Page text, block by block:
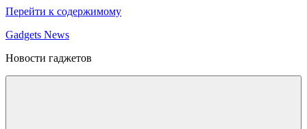
Перейти к содержимому
Gadgets News
Новости гаджетов